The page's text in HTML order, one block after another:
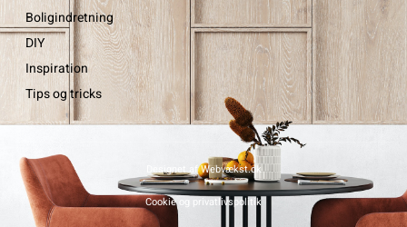
Boligindretning
DIY
Inspiration
Tips og tricks
Designet af Webvækst.dk
Cookie og privatlivspolitik